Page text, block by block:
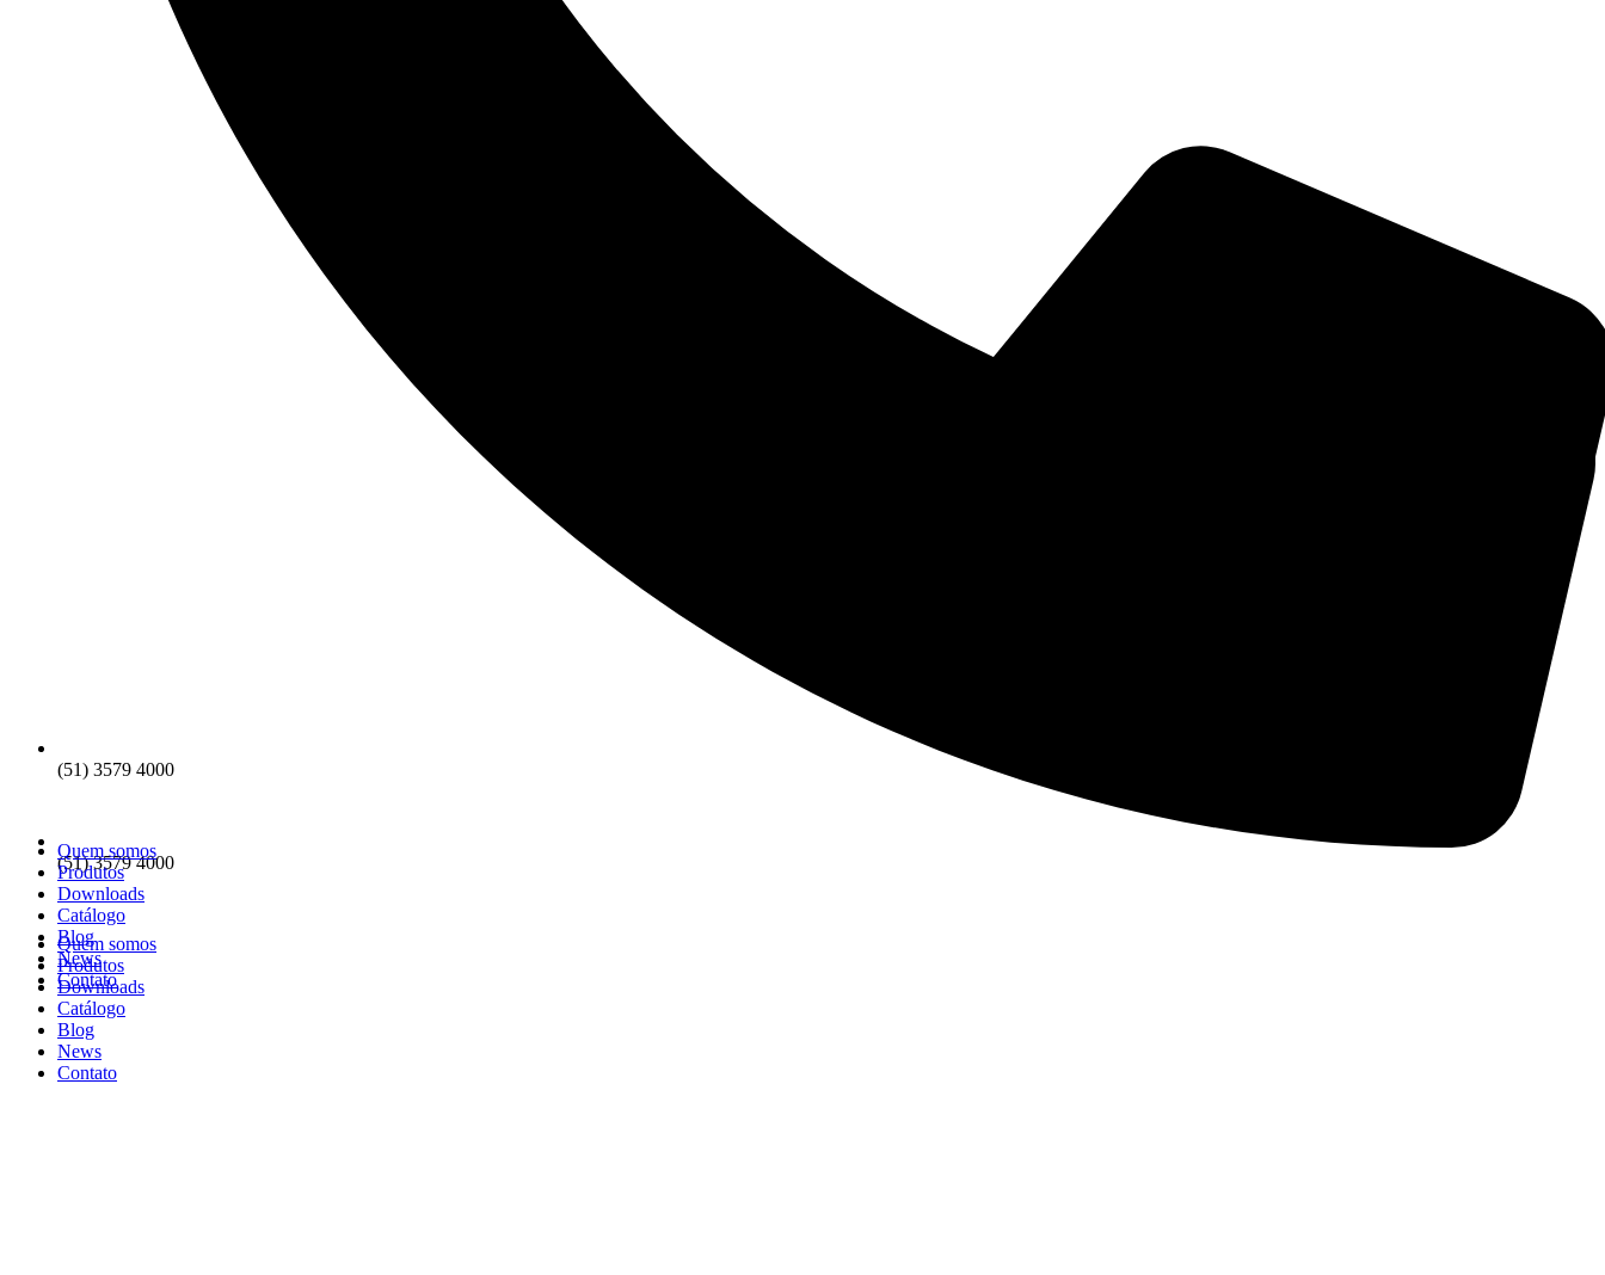
(51) 3579 4000
Quem somos
Produtos
Downloads
Catálogo
Blog
News
Contato
(51) 3579 4000
Quem somos
Produtos
Downloads
Catálogo
Blog
News
Contato